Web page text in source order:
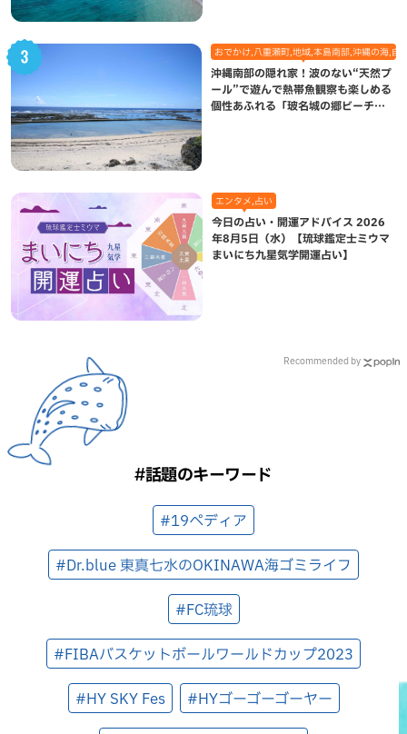
おでかけ,八重瀬町,地域,本島南部,沖縄の海,自
沖縄南部の隠れ家！波のない“天然プ
ール”で遊んで熱帯魚観察も楽しめる
個性あふれる「玻名城の郷ビーチ」
エンタメ,占い
今日の占い・開運アドバイス 2026
年8月5日（水）【琉球鑑定士ミウマ
まいにち九星気学開運占い】
Recommended by
#話題のキーワード
#19ペディア
#Dr.blue 東真七水のOKINAWA海ゴミライフ
#FC琉球
#FIBAバスケットボールワールドカップ2023
#HY SKY Fes #HYゴーゴーゴーヤー